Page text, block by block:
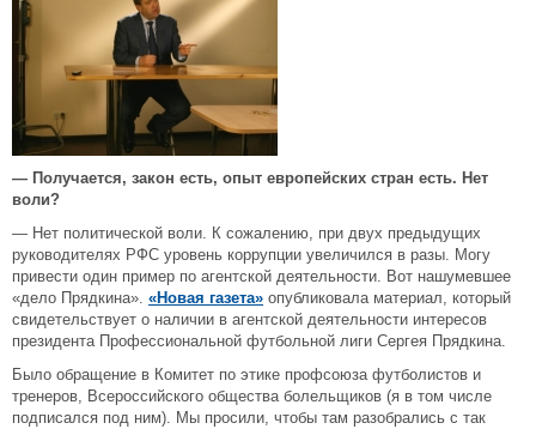
— Получается, закон есть, опыт европейских стран есть. Нет
воли?
— Нет политической воли. К сожалению, при двух предыдущих
руководителях РФС уровень коррупции увеличился в разы. Могу
привести один пример по агентской деятельности. Вот нашумевшее
«дело Прядкина». «Новая газета» опубликовала материал, который
свидетельствует о наличии в агентской деятельности интересов
президента Профессиональной футбольной лиги Сергея Прядкина.
Было обращение в Комитет по этике профсоюза футболистов и
тренеров, Всероссийского общества болельщиков (я в том числе
подписался под ним). Мы просили, чтобы там разобрались с так